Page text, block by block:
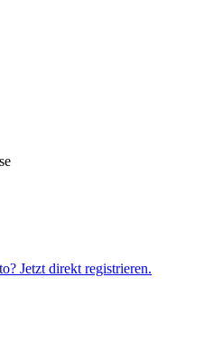
Jetzt direkt registrieren.